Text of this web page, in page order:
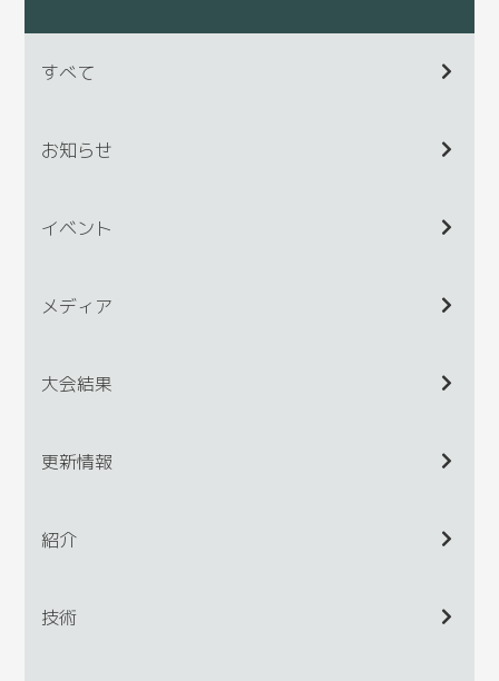
すべて
お知らせ
イベント
メディア
大会結果
更新情報
紹介
技術